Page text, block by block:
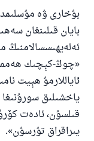
بۇخارى ۋە
بايان قىلىنغان
ئەلەيھىسسالامنىڭ
«چوڭ-كېچىك ھەممە
ئاياللارمۇ ھېيت
ياخشىلىق
قىلسۇن، ئادەت
يىراقراق تۇرسۇن».